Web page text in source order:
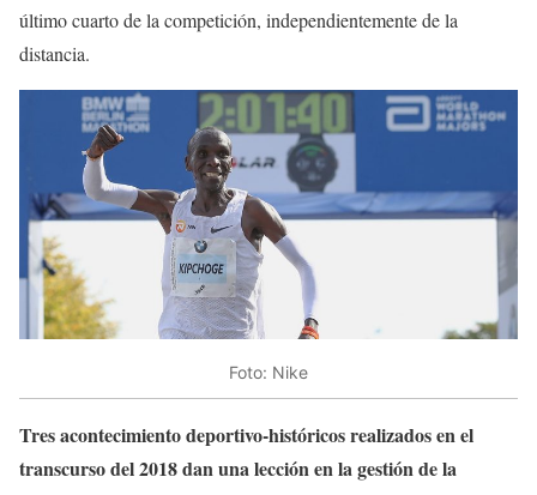
último cuarto de la competición, independientemente de la
distancia.
Foto: Nike
Tres acontecimiento deportivo-históricos realizados en el
transcurso del 2018 dan una lección en la gestión de la